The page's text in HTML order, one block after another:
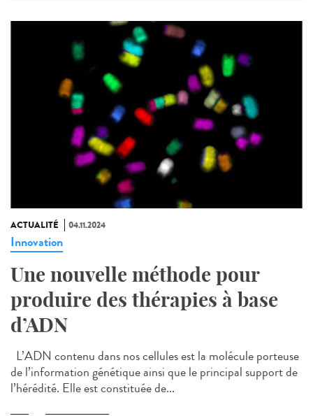
ACTUALITÉ 04.11.2024
Innovation
Une nouvelle méthode pour
produire des thérapies à base
d’ADN
L’ADN contenu dans nos cellules est la molécule porteuse
de l’information génétique ainsi que le principal support de
l’hérédité. Elle est constituée de...